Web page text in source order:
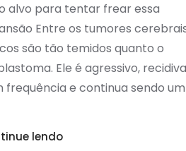
alvo para tentar frear essa
Entre os tumores
são tão temidos quanto o
Ele é agressivo, recidiva
frequência e continua sendo um
lendo